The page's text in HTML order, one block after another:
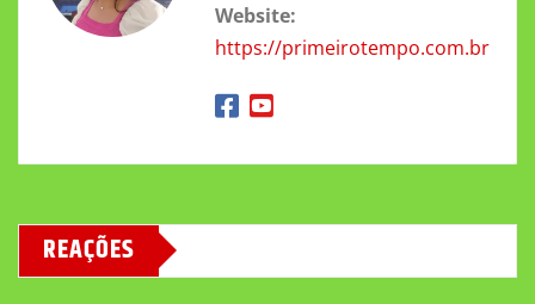
Website:
https://primeirotempo.com.br
REAÇÕES